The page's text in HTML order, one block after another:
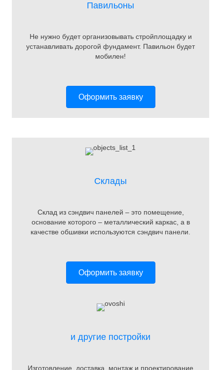
Павильоны
Не нужно будет организовывать стройплощадку и
устанавливать дорогой фундамент. Павильон будет
мобилен!
Оформить заявку
Склады
Склад из сэндвич панелей – это помещение,
основание которого – металлический каркас, а в
качестве обшивки используются сэндвич панели.
Оформить заявку
и другие постройки
Изготовление, доставка, монтаж и проектирование